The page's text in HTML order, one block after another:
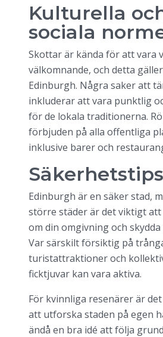
Kulturella
sociala
Skottar är kända för att vara
välkomnande, och detta
Edinburgh. Några saker att
inkluderar att vara punktlig
för de lokala traditionerna.
förbjuden på alla offentliga
inklusive barer och
Säkerhetstips
Edinburgh är en säker stad,
större städer är det viktigt att
om din omgivning och
Var särskilt försiktig på
turistattraktioner och
ficktjuvar kan vara aktiva.
För kvinnliga resenärer är
att utforska staden på egen
ändå en bra idé att följa